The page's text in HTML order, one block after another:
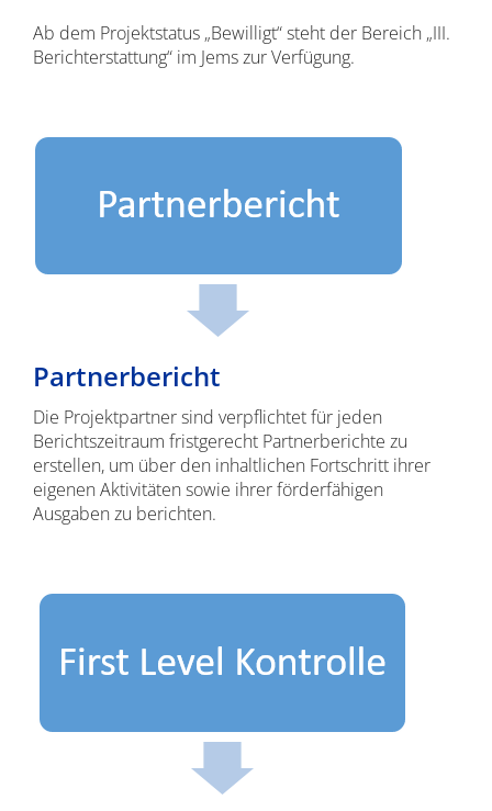
Ab dem Projektstatus „Bewilligt“ steht der Bereich „III.
Berichterstattung“ im Jems zur Verfügung.
Partnerbericht
Die Projektpartner sind verpflichtet für jeden
Berichtszeitraum fristgerecht Partnerberichte zu
erstellen, um über den inhaltlichen Fortschritt ihrer
eigenen Aktivitäten sowie ihrer förderfähigen
Ausgaben zu berichten.